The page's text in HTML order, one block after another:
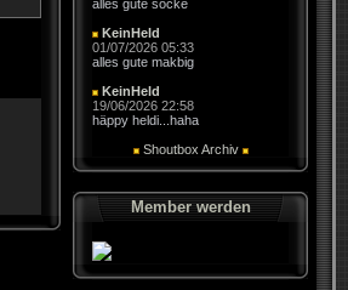
alles gute socke
KeinHeld
01/07/2026 05:33
alles gute makbig
KeinHeld
19/06/2026 22:58
häppy heldi...haha
Shoutbox Archiv
Member werden